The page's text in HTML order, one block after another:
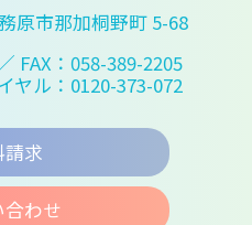
原市那加桐野町 5-68
／ FAX：058-389-2205
ヤル：0120-373-072
請求
合わせ